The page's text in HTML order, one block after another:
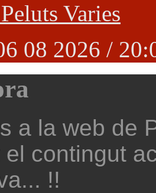
Varies
08 2026 /
a la web de
contingut
!!